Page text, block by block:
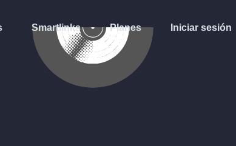
Smartlinks Planes Iniciar sesión